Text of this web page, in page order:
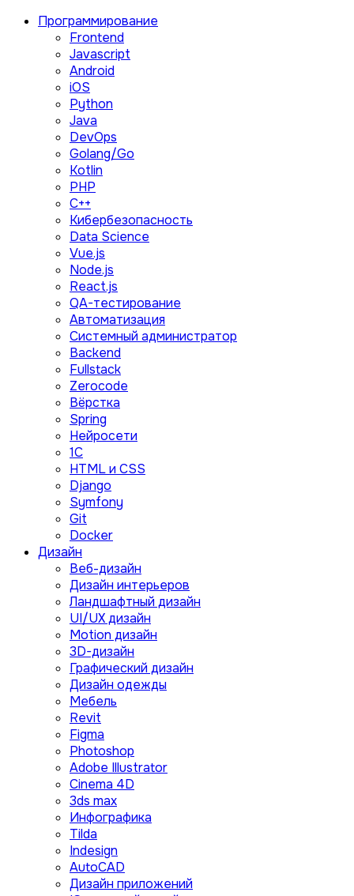
Программирование
Frontend
Javascript
Android
iOS
Python
Java
DevOps
Golang/Go
Kotlin
PHP
C++
Кибербезопасность
Data Science
Vue.js
Node.js
React.js
QA-тестирование
Автоматизация
Системный администратор
Backend
Fullstack
Zerocode
Вёрстка
Spring
Нейросети
1C
HTML и CSS
Django
Symfony
Git
Docker
Дизайн
Веб-дизайн
Дизайн интерьеров
Ландшафтный дизайн
UI/UX дизайн
Motion дизайн
3D-дизайн
Графический дизайн
Дизайн одежды
Мебель
Revit
Figma
Photoshop
Adobe Illustrator
Сinema 4D
3ds max
Инфографика
Tilda
Indesign
AutoCAD
Дизайн приложений